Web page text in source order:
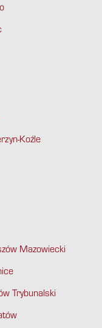
Koźle
Mazowiecki
Trybunalski